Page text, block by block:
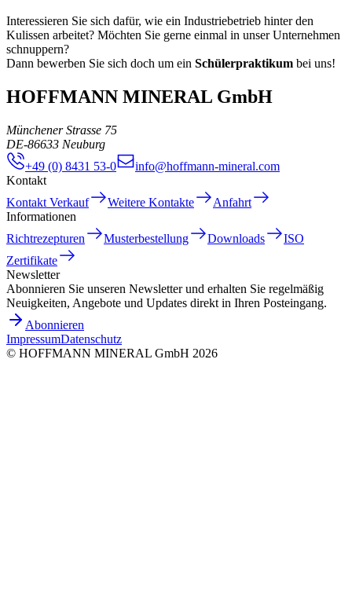
Interessieren Sie sich dafür, wie ein Industriebetrieb hinter den
Kulissen arbeitet? Möchten Sie gerne einmal in unser Unternehmen
schnuppern?
Dann bewerben Sie sich doch um ein Schülerpraktikum bei uns!
HOFFMANN MINERAL GmbH
Münchener Strasse 75
DE-86633 Neuburg
+49 (0) 8431 53-0
info@hoffmann-mineral.com
Kontakt
Kontakt Verkauf
Weitere Kontakte
Anfahrt
Informationen
Richtrezepturen
Musterbestellung Downloads
ISO
Zertifikate
Newsletter
Abonnieren Sie unseren Newsletter und erhalten Sie regelmäßig
Neuigkeiten, Angebote und Updates direkt in Ihren Posteingang.
Abonnieren
ImpressumDatenschutz
© HOFFMANN MINERAL GmbH 2026